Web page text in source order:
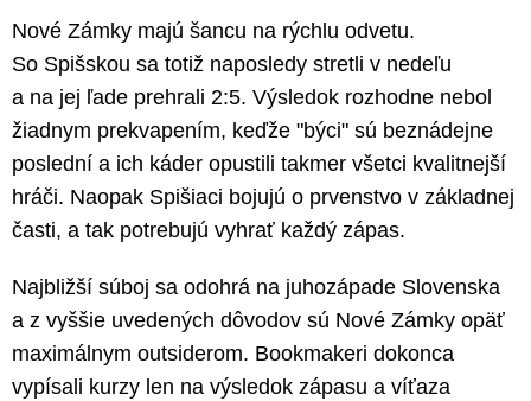
Nové Zámky majú šancu na rýchlu odvetu.
So Spišskou sa totiž naposledy stretli v nedeľu
a na jej ľade prehrali 2:5. Výsledok rozhodne nebol
žiadnym prekvapením, keďže "býci" sú beznádejne
poslední a ich káder opustili takmer všetci kvalitnejší
hráči. Naopak Spišiaci bojujú o prvenstvo v základnej
časti, a tak potrebujú vyhrať každý zápas.
Najbližší súboj sa odohrá na juhozápade Slovenska
a z vyššie uvedených dôvodov sú Nové Zámky opäť
maximálnym outsiderom. Bookmakeri dokonca
vypísali kurzy len na výsledok zápasu a víťaza